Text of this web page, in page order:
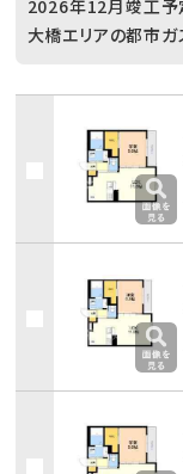
2026年12月竣工予
大橋エリアの都市ガ